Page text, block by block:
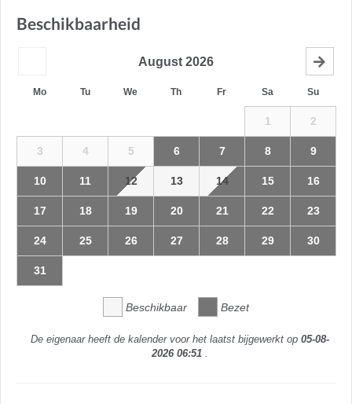
Beschikbaarheid
August 2026
Mo Tu We Th Fr Sa Su
1 2
3 4 5 6 7 8 9
10 11 12 13 14 15 16
17 18 19 20 21 22 23
24 25 26 27 28 29 30
31
Beschikbaar Bezet
De eigenaar heeft de kalender voor het laatst bijgewerkt op 05-08-
2026 06:51 .